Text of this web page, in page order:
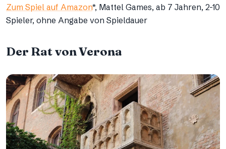
Zum Spiel auf Amazon*, Mattel Games, ab 7 Jahren, 2-10
Spieler, ohne Angabe von Spieldauer
Der Rat von Verona